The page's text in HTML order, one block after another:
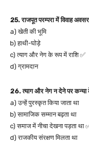
25. राजपूत परम्परा में विवाह
a) खेती की भूमि
b) हाथी-घोड़े
c) त्याग और नेग के रूप में राशि ✅
d) ग्रामदान
26. त्याग और नेग न देने पर कन्या
a) उन्हें पुरस्कृत किया जाता था
b) सामाजिक सम्मान बढ़ता था
c) समाज में नीचा देखना पड़ता था
d) राजकीय संरक्षण मिलता था